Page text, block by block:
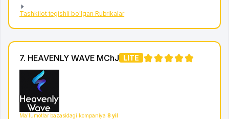
Tashkilot tegishli bo'lgan Rubrikalar
7. HEAVENLY WAVE MChJ LITE
Ma'lumotlar bazasidagi kompaniya8 yil